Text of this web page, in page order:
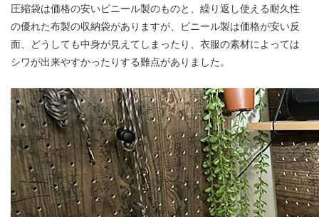
圧縮袋は価格の安いビニール製のものと、繰り返し使える耐久性
の優れた布製の収納袋がありますが、ビニール製は価格が安い反
面、どうしても中身が見えてしまったり、衣服の素材によっては
シワが出来やすかったりする難点がありました。